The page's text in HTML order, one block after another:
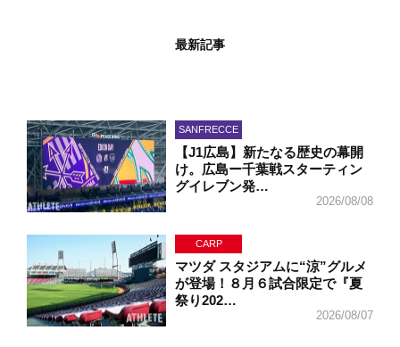
最新記事
SANFRECCE
【J1広島】新たなる歴史の幕開
け。広島ー千葉戦スターティン
グイレブン発…
2026/08/08
CARP
マツダ スタジアムに“涼”グルメ
が登場！８月６試合限定で『夏
祭り202…
2026/08/07